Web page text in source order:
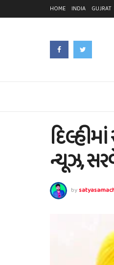
HOME INDIA GUJRAT
ન્યૂઝ,
by